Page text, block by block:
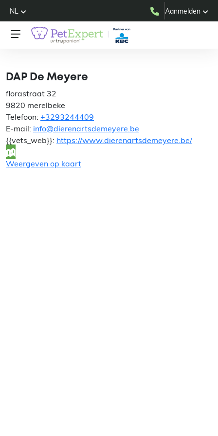
NL Aanmelden
DAP De Meyere
florastraat 32
9820 merelbeke
Telefoon: +3293244409
E-mail: info@dierenartsdemeyere.be
{{vets_web}}: https://www.dierenartsdemeyere.be/
Weergeven op kaart